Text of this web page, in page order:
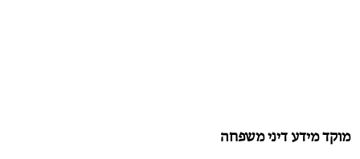
מוקד מידע דיני משפחה